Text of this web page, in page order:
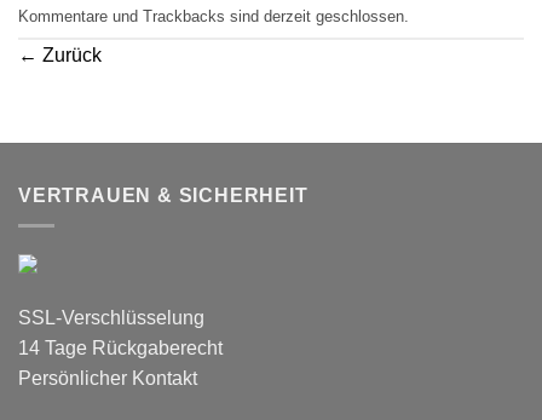
Kommentare und Trackbacks sind derzeit geschlossen.
← Zurück
VERTRAUEN & SICHERHEIT
SSL-Verschlüsselung
14 Tage Rückgaberecht
Persönlicher Kontakt